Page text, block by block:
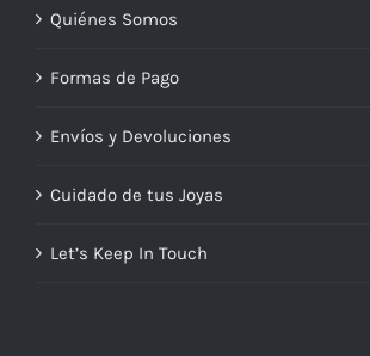
Quiénes Somos
Formas de Pago
Envíos y Devoluciones
Cuidado de tus Joyas
Let’s Keep In Touch